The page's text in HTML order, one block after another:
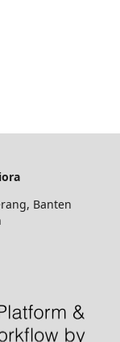
Banten